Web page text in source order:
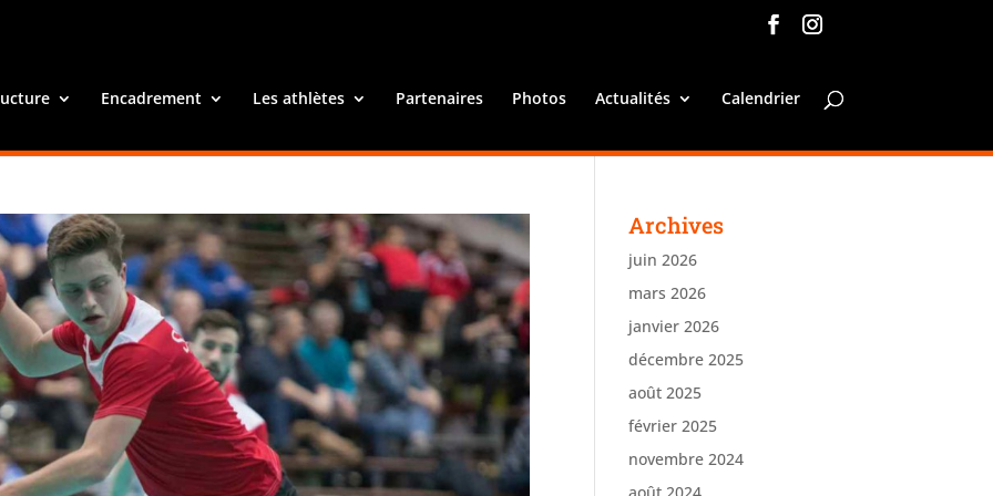
Encadrement Les athlètes Partenaires Photos Actualités Calendrier
Archives
juin 2026
mars 2026
janvier 2026
décembre 2025
août 2025
février 2025
novembre 2024